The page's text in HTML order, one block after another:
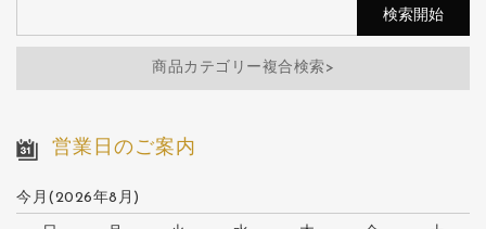
商品カテゴリー複合検索>
営業日のご案内
今月(2026年8月)